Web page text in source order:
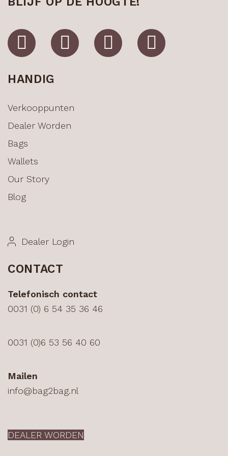
HANDIG
Verkooppunten
Dealer Worden
Bags
Wallets
Our Story
Blog
Dealer Login
CONTACT
Telefonisch contact
0031 (0) 6 54 35 36 46
0031 (0)6 53 56 40 60
Mailen
info@bag2bag.nl
DEALER WORDEN